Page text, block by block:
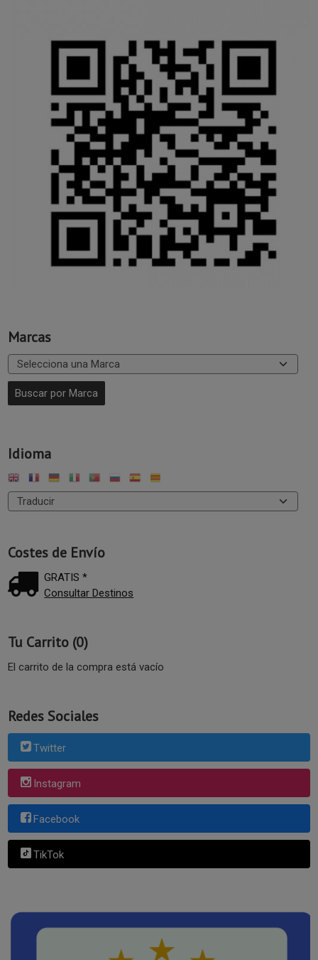
Marcas
Idioma
Costes de Envío
GRATIS *
Consultar Destinos
Tu Carrito (0)
El carrito de la compra está vacío
Redes Sociales
Twitter
Instagram
Facebook
TikTok